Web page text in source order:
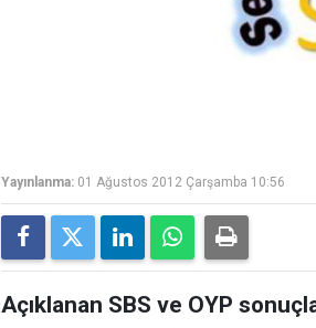
Yayınlanma: 01 Ağustos 2012 Çarşamba 10:56
Açıklanan SBS ve OYP